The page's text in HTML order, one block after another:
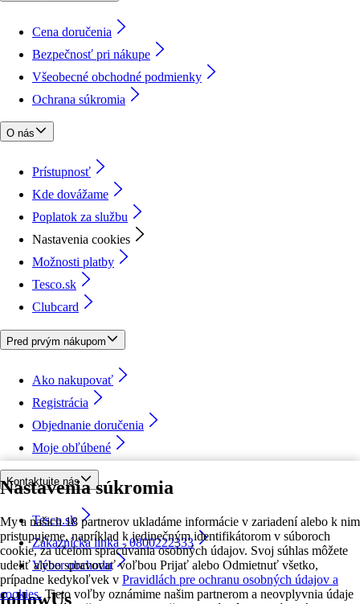
Nastavenia súkromia
My a našich 18 partnerov ukladáme informácie v zariadení alebo k nim
pristupujeme, napríklad k jedinečným identifikátorom v súboroch
cookie, za účelom spracúvania osobných údajov. Svoj súhlas môžete
udeliť alebo spravovať voľbou Prijať alebo Odmietnuť všetko,
prípadne kedykoľvek v Pravidlách pre ochranu osobných údajov a
cookies. Tieto voľby oznámime našim partnerom a neovplyvnia údaje
Cena doručenia
Bezpečnosť pri nákupe
Všeobecné obchodné podmienky
Ochrana súkromia
O nás
Prístupnosť
Kde dovážame
Poplatok za službu
Nastavenia cookies
Možnosti platby
Tesco.sk
Clubcard
Pred prvým nákupom
Ako nakupovať
Registrácia
Objednanie doručenia
Moje obľúbené
Kontaktujte nás
Tesco.sk
Zákaznícka linka - 0800222333
Výber obchodu
followUs